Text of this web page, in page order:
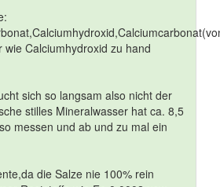
Calciumhydroxid zu hand
sich so langsam also nicht der
stilles Mineralwasser hat ca. 8,5
messen und ab und zu mal ein
die Salze nie 100% rein